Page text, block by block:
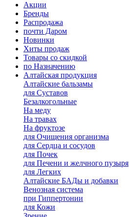
Акции
Бренды
Распродажа
почти Даром
Новинки
Хиты продаж
Товары со скидкой
по Назначению
Алтайская продукция
Алтайские бальзамы
для Суставов
Безалкогольные
На меду
На травах
На фруктозе
для Очищения организма
для Сердца и сосудов
для Почек
для Печени и желчного пузыря
для Легких
Алтайские БАДы и добавки
Венозная система
при Гиппертонии
для Кожи